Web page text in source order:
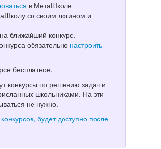
в МетаШколе
со своим логином и
ближайший конкурс.
обязательно настроить
бесплатное.
конкурсы по решению задач и
школьниками. На эти
не нужно.
будет доступно после